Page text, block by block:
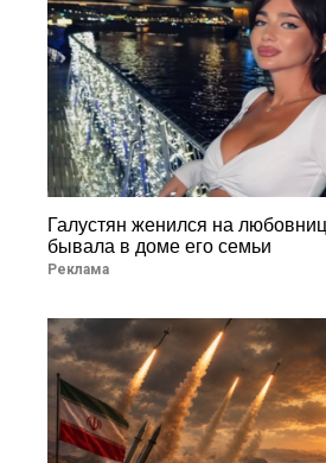
Галустян женился на
бывала в доме его семьи
Реклама